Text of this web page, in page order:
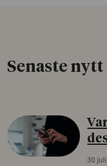
Senaste nytt
30